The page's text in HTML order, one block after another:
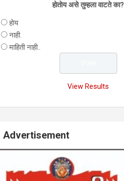
हाेताेय असे तुम्हला वाटते का?
हाेय
नाही.
माहिती नाही..
View Results
Advertisement